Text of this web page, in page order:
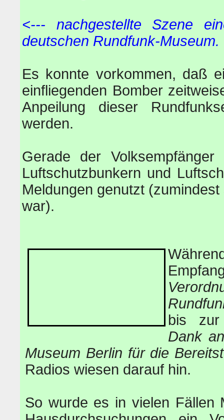
<--- nachgestellte Szene
deutschen Rundfunk-Museum.
Es konnte vorkommen, daß
einfliegenden Bomber
Anpeilung dieser
werden.
Gerade der
Luftschutzbunkern und
Meldungen genutzt
war).
bis zur
Dank
Museum Berlin für die
Radios wiesen darauf hin.
So wurde es in vielen Fällen